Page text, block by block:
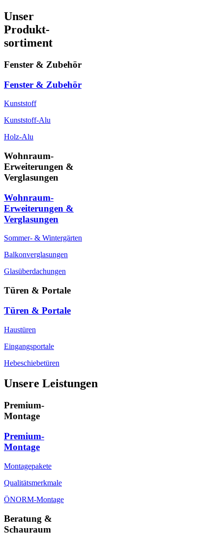
Unser
Produkt-
sortiment
Fenster & Zubehör
Fenster & Zubehör
Kunststoff
Kunststoff-Alu
Holz-Alu
Wohnraum-
Erweiterungen &
Verglasungen
Wohnraum-
Erweiterungen &
Verglasungen
Sommer- & Wintergärten
Balkonverglasungen
Glasüberdachungen
Türen & Portale
Türen & Portale
Haustüren
Eingangsportale
Hebeschiebetüren
Unsere Leistungen
Premium-
Montage
Premium-
Montage
Montagepakete
Qualitätsmerkmale
ÖNORM-Montage
Beratung &
Schauraum